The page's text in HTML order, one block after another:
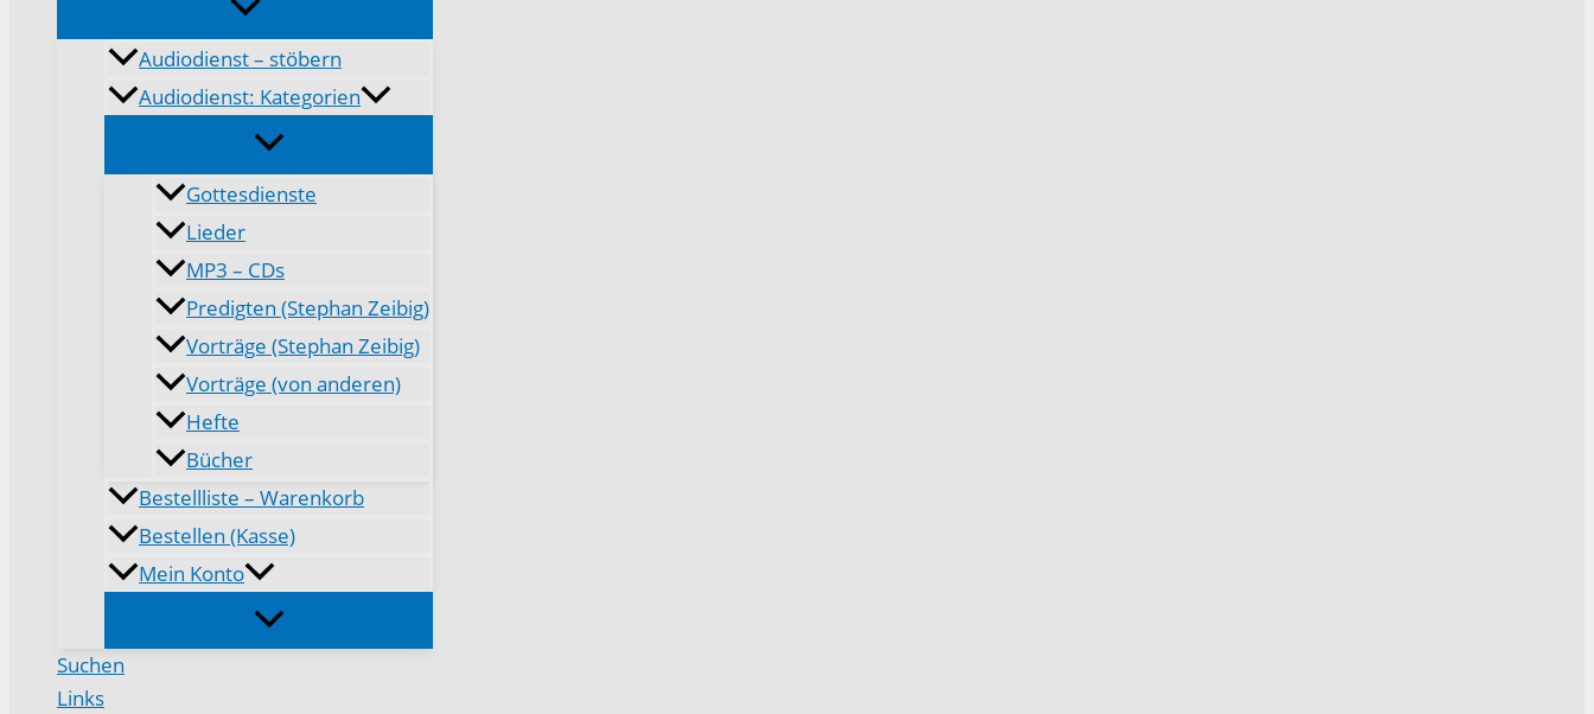
Audiodienst – stöbern
Audiodienst: Kategorien
Gottesdienste
Lieder
MP3 – CDs
Predigten (Stephan Zeibig)
Vorträge (Stephan Zeibig)
Vorträge (von anderen)
Hefte
Bücher
Bestellliste – Warenkorb
Bestellen (Kasse)
Mein Konto
Suchen
Links